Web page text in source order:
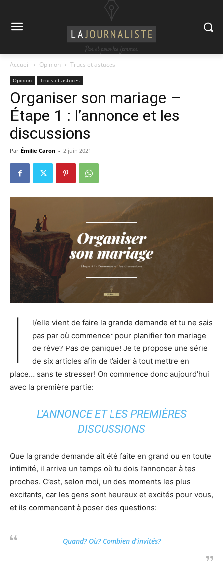
Accueil Opinion Trucs et astuces
Opinion Trucs et astuces
Organiser son mariage –
Étape 1 : l’annonce et les
discussions
Par Émilie Caron - 2 juin 2021
I
l/elle vient de faire la grande demande et tu ne sais
pas par où commencer pour planifier ton mariage
de rêve? Pas de panique! Je te propose une série
de six articles afin de t’aider à tout mettre en
place… sans te stresser! On commence donc aujourd’hui
avec la première partie:
L’ANNONCE ET LES PREMIÈRES
DISCUSSIONS
Que la grande demande ait été faite en grand ou en toute
intimité, il arrive un temps où tu dois l’annoncer à tes
proches. C’est, selon moi, un des moments les plus
excitants, car les gens sont heureux et excités pour vous,
et ils commencent à poser des questions:
Quand? Où? Combien d’invités?